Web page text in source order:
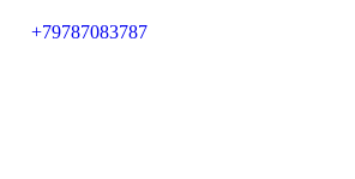
+79787083787